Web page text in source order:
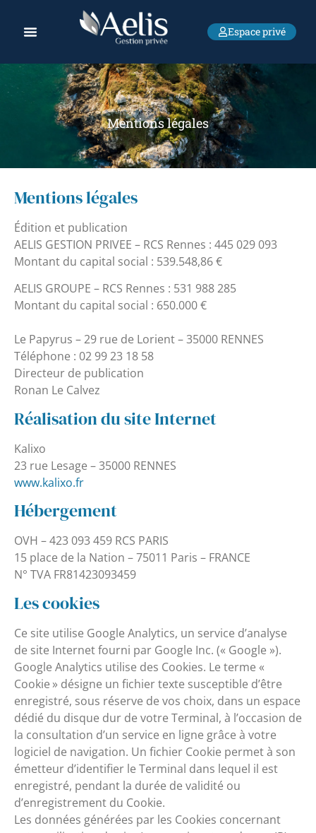
Espace privé
Mentions légales
Mentions légales
Édition et publication
AELIS GESTION PRIVEE – RCS Rennes : 445 029 093
Montant du capital social : 539.548,86 €
AELIS GROUPE – RCS Rennes : 531 988 285
Montant du capital social : 650.000 €
Le Papyrus – 29 rue de Lorient – 35000 RENNES
Téléphone : 02 99 23 18 58
Directeur de publication
Ronan Le Calvez
Réalisation du site Internet
Kalixo
23 rue Lesage – 35000 RENNES
www.kalixo.fr
Hébergement
OVH – 423 093 459 RCS PARIS
15 place de la Nation – 75011 Paris – FRANCE
N° TVA FR81423093459
Les cookies
Ce site utilise Google Analytics, un service d’analyse
de site Internet fourni par Google Inc. (« Google »).
Google Analytics utilise des Cookies. Le terme «
Cookie » désigne un fichier texte susceptible d’être
enregistré, sous réserve de vos choix, dans un espace
dédié du disque dur de votre Terminal, à l’occasion de
la consultation d’un service en ligne grâce à votre
logiciel de navigation. Un fichier Cookie permet à son
émetteur d’identifier le Terminal dans lequel il est
enregistré, pendant la durée de validité ou
d’enregistrement du Cookie.
Les données générées par les Cookies concernant